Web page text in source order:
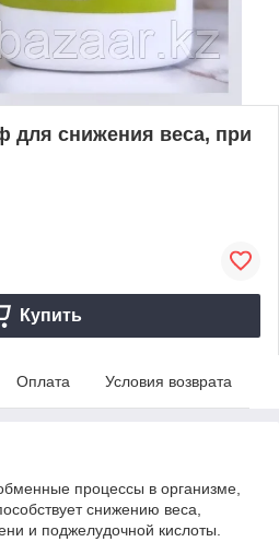
для снижения веса, при
Купить
Оплата Условия возврата
процессы в организме,
снижению веса,
и поджелудочной кислоты.